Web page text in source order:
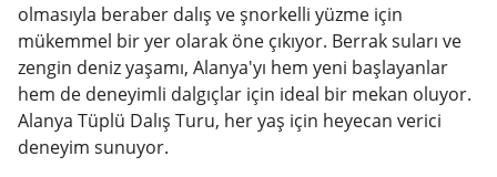
olmasıyla beraber dalış ve şnorkelli yüzme için
mükemmel bir yer olarak öne çıkıyor. Berrak suları ve
zengin deniz yaşamı, Alanya'yı hem yeni başlayanlar
hem de deneyimli dalgıçlar için ideal bir mekan oluyor.
Alanya Tüplü Dalış Turu, her yaş için heyecan verici
deneyim sunuyor.